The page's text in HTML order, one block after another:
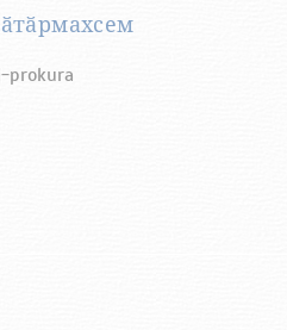
prokura